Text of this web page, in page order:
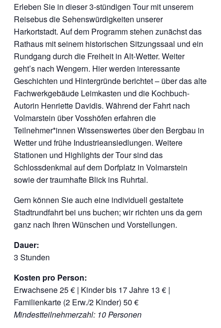
Erleben Sie in dieser 3-stündigen Tour mit unserem
Reisebus die Sehenswürdigkeiten unserer
Harkortstadt. Auf dem Programm stehen zunächst das
Rathaus mit seinem historischen Sitzungssaal und ein
Rundgang durch die Freiheit in Alt-Wetter. Weiter
geht’s nach Wengern. Hier werden interessante
Geschichten und Hintergründe berichtet – über das alte
Fachwerkgebäude Leimkasten und die Kochbuch-
Autorin Henriette Davidis. Während der Fahrt nach
Volmarstein über Vosshöfen erfahren die
Teilnehmer*innen Wissenswertes über den Bergbau in
Wetter und frühe Industrieansiedlungen. Weitere
Stationen und Highlights der Tour sind das
Schlossdenkmal auf dem Dorfplatz in Volmarstein
sowie der traumhafte Blick ins Ruhrtal.
Gern können Sie auch eine individuell gestaltete
Stadtrundfahrt bei uns buchen; wir richten uns da gern
ganz nach Ihren Wünschen und Vorstellungen.
Dauer:
3 Stunden
Kosten pro Person:
Erwachsene 25 € | Kinder bis 17 Jahre 13 € |
Familienkarte (2 Erw./2 Kinder) 50 €
Mindestteilnehmerzahl: 10 Personen